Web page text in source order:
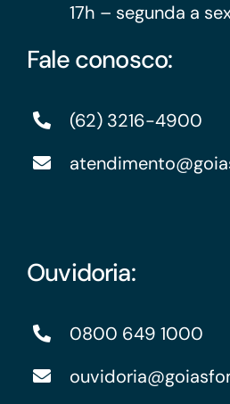
17h – segunda a
Fale conosco:
(62) 3216-4900
Ouvidoria:
0800 649 1000